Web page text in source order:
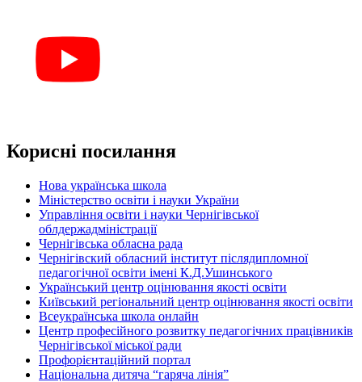
Корисні посилання
Нова українська школа
Міністерство освіти і науки України
Управління освіти і науки Чернігівської
облдержадміністрації
Чернігівська обласна рада
Чернігівский обласний інститут післядипломної
педагогічної освіти імені К.Д.Ушинського
Український центр оцінювання якості освіти
Київський регіональний центр оцінювання якості освіти
Всеукраїнська школа онлайн
Центр професійного розвитку педагогічних працівників
Чернігівської міської ради
Профорієнтаційний портал
Національна дитяча “гаряча лінія”